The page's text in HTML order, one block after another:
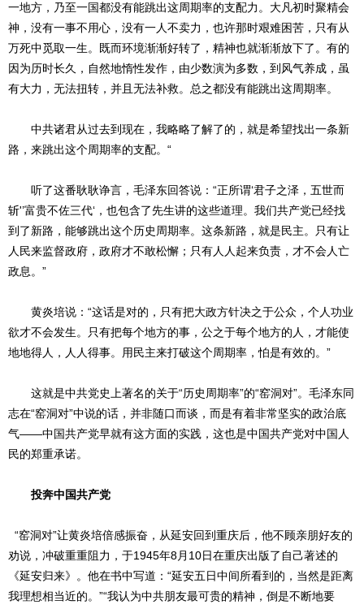
一地方，乃至一国都没有能跳出这周期率的支配力。大凡初时聚精会
神，没有一事不用心，没有一人不卖力，也许那时艰难困苦，只有从
万死中觅取一生。既而环境渐渐好转了，精神也就渐渐放下了。有的
因为历时长久，自然地惰性发作，由少数演为多数，到风气养成，虽
有大力，无法扭转，并且无法补救。总之都没有能跳出这周期率。
中共诸君从过去到现在，我略略了解了的，就是希望找出一条新
路，来跳出这个周期率的支配。“
听了这番耿耿诤言，毛泽东回答说：“正所谓‘君子之泽，五世而
斩'’富贵不佐三代‘，也包含了先生讲的这些道理。我们共产党已经找
到了新路，能够跳出这个历史周期率。这条新路，就是民主。只有让
人民来监督政府，政府才不敢松懈；只有人人起来负责，才不会人亡
政息。”
黄炎培说：“这话是对的，只有把大政方针决之于公众，个人功业
欲才不会发生。只有把每个地方的事，公之于每个地方的人，才能使
地地得人，人人得事。用民主来打破这个周期率，怕是有效的。”
这就是中共党史上著名的关于“历史周期率”的“窑洞对”。毛泽东同
志在“窑洞对”中说的话，并非随口而谈，而是有着非常坚实的政治底
气——中国共产党早就有这方面的实践，这也是中国共产党对中国人
民的郑重承诺。
投奔中国共产党
“窑洞对”让黄炎培倍感振奋，从延安回到重庆后，他不顾亲朋好友的
劝说，冲破重重阻力，于1945年8月10日在重庆出版了自己著述的
《延安归来》。他在书中写道：“延安五日中间所看到的，当然是距离
我理想相当近的。”“我认为中共朋友最可贵的精神，倒是不断地要